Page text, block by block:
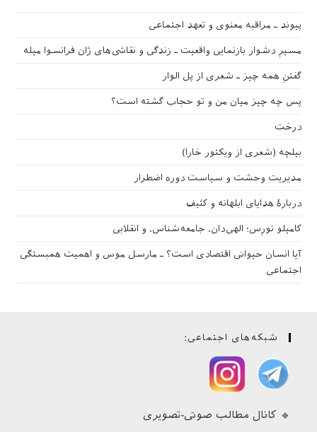
پیوند ـ مراقبه‌ معنوی و تعهد اجتماعی
مسیرِ دشوار بازنمایی واقعیت ـ زندگی و نقاشی‌های ژان فرانسوا میله
گفتنِ همه چیز ـ شعری از پل الوار
پس چه چیز میان من و تو حجاب گشته است؟
درخت
بیلچه (شعری از ویکتور خارا)
مدیریت وحشت و سیاست دوره اضطرار
دربارهٔ هدایای ابلهانه و کثیف
کامیلو تورِس؛ الهی‌دان، جامعه‌شناس، و انقلابی
آیا انسان حیوانی اقتصادی است؟ ـ مارسل موس و اهمیت همبستگی
اجتماعی
شبکه‌های اجتماعی:
🔹 کانال مطالب صوتی-تصویری